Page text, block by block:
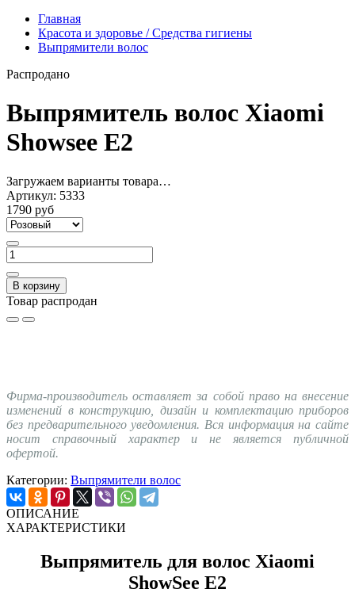
Главная
Красота и здоровье / Средства гигиены
Выпрямители волос
Распродано
Выпрямитель волос Xiaomi
Showsee E2
Загружаем варианты товара…
Артикул: 5333
1790 руб
В корзину
Товар распродан
Фирма-производитель оставляет за собой право на внесение
изменений в конструкцию, дизайн и комплектацию приборов
без предварительного уведомления. Вся информация на сайте
носит справочный характер и не является публичной
офертой.
Категории: Выпрямители волос
ОПИСАНИЕ
ХАРАКТЕРИСТИКИ
Выпрямитель для волос Xiaomi
ShowSee E2